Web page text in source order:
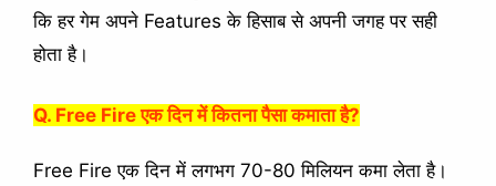
कि हर गेम अपने Features के हिसाब से अपनी जगह पर सही
होता है।
Q. Free Fire एक दिन में कितना पैसा कमाता है?
Free Fire एक दिन में लगभग 70-80 मिलियन कमा लेता है।